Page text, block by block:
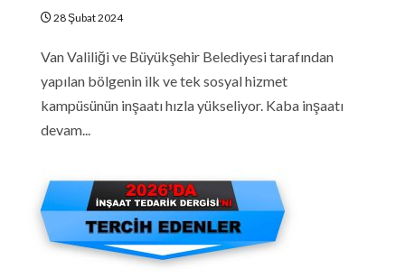
28 Şubat 2024
Van Valiliği ve Büyükşehir Belediyesi tarafından
yapılan bölgenin ilk ve tek sosyal hizmet
kampüsünün inşaatı hızla yükseliyor. Kaba inşaatı
devam...